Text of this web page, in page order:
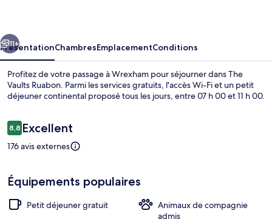
Suivant
11+
PrésentationChambresEmplacementConditions
Profitez de votre passage à Wrexham pour séjourner dans The
Vaults Ruabon. Parmi les services gratuits, l'accès Wi-Fi et un petit
déjeuner continental proposé tous les jours, entre 07 h 00 et 11 h 00.
Avis
voyageurs
8,88,8 sur 10
Excellent
176 avis externes
Équipements populaires
Petit déjeuner gratuit
Animaux de compagnie
admis